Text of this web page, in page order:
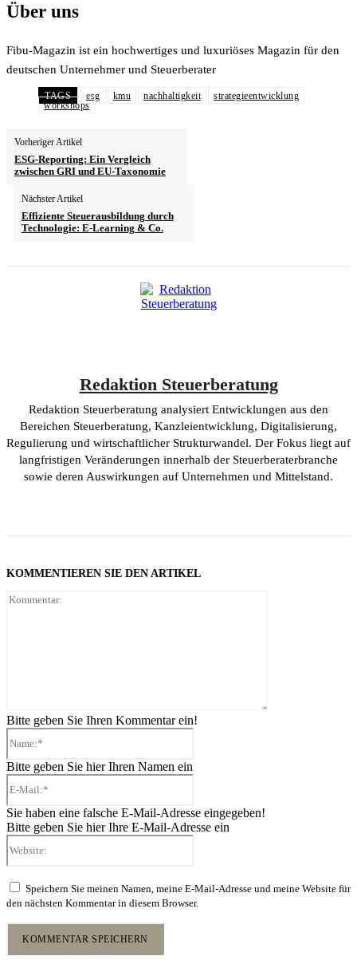
Über uns
Fibu-Magazin ist ein hochwertiges und luxuriöses Magazin für den
deutschen Unternehmer und Steuerberater
TAGS esg kmu nachhaltigkeit
strategieentwicklung
workshops
Vorheriger Artikel
ESG-Reporting: Ein Vergleich
zwischen GRI und EU-Taxonomie
Nächster Artikel
Effiziente Steuerausbildung durch
Technologie: E-Learning & Co.
Redaktion Steuerberatung
Redaktion Steuerberatung analysiert Entwicklungen aus den
Bereichen Steuerberatung, Kanzleientwicklung, Digitalisierung,
Regulierung und wirtschaftlicher Strukturwandel. Der Fokus liegt auf
langfristigen Veränderungen innerhalb der Steuerberaterbranche
sowie deren Auswirkungen auf Unternehmen und Mittelstand.
KOMMENTIEREN SIE DEN ARTIKEL
Bitte geben Sie Ihren Kommentar ein!
Bitte geben Sie hier Ihren Namen ein
Sie haben eine falsche E-Mail-Adresse eingegeben!
Bitte geben Sie hier Ihre E-Mail-Adresse ein
Speichern Sie meinen Namen, meine E-Mail-Adresse und meine Website für
den nächsten Kommentar in diesem Browser.